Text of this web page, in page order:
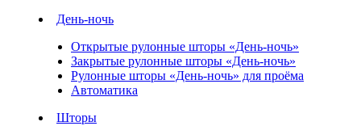
День-ночь
Открытые рулонные шторы «День-ночь»
Закрытые рулонные шторы «День-ночь»
Рулонные шторы «День-ночь» для проёма
Автоматика
Шторы